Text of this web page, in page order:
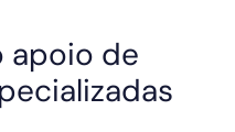
apoio de